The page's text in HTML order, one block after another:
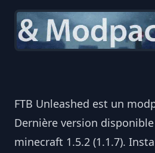
FTB Unleashed est un
Dernière version disponible
minecraft 1.5.2 (1.1.7).